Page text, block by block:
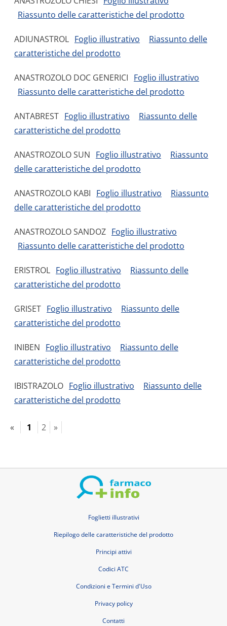
Riassunto delle caratteristiche del prodotto
ADIUNASTROL Foglio illustrativo
Riassunto delle
caratteristiche del prodotto
ANASTROZOLO DOC GENERICI Foglio illustrativo
Riassunto delle caratteristiche del prodotto
ANTABREST Foglio illustrativo
Riassunto delle
caratteristiche del prodotto
ANASTROZOLO SUN Foglio illustrativo
Riassunto
delle caratteristiche del prodotto
ANASTROZOLO KABI Foglio illustrativo
Riassunto
delle caratteristiche del prodotto
ANASTROZOLO SANDOZ Foglio illustrativo
Riassunto delle caratteristiche del prodotto
ERISTROL Foglio illustrativo
Riassunto delle
caratteristiche del prodotto
GRISET Foglio illustrativo
Riassunto delle
caratteristiche del prodotto
INIBEN Foglio illustrativo
Riassunto delle
caratteristiche del prodotto
IBISTRAZOLO Foglio illustrativo
Riassunto delle
caratteristiche del prodotto
« 1 2 »
Foglietti illustrativi
Riepilogo delle caratteristiche del prodotto
Principi attivi
Codici ATC
Condizioni e Termini d'Uso
Privacy policy
Contatti